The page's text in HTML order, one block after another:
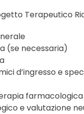
Terapeutico
(se necessaria)
d’ingresso e
farmacologica
e valutazione